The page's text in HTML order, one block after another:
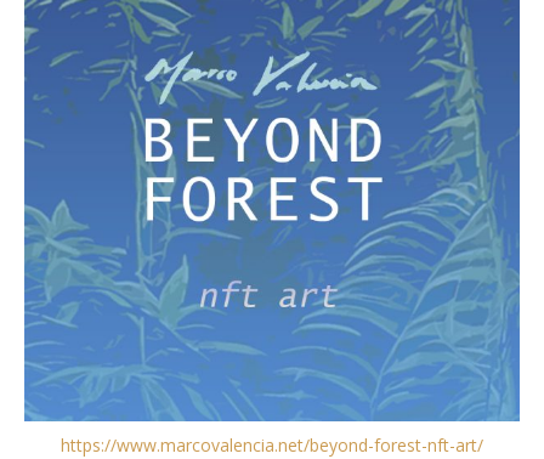
https://www.marcovalencia.net/beyond-forest-nft-art/